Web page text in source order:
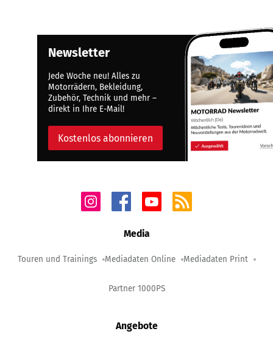
Newsletter
Jede Woche neu! Alles zu
Motorrädern, Bekleidung,
Zubehör, Technik und mehr –
direkt in Ihre E-Mail!
Kostenlos abonnieren
Media
Touren und Trainings Mediadaten Online Mediadaten Print
Partner 1000PS
Angebote